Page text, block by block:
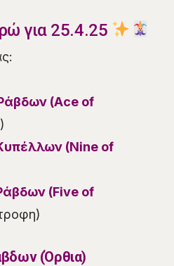
για 25.4.25
(Ace of
(Nine of
(Five of
(Όρθια)